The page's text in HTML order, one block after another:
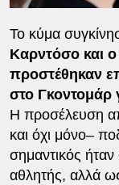
Το κύμα
Καρντόσο και
προστέθηκαν
στο Γκοντομάρ
Η προσέλευση
και όχι μόνο–
σημαντικός
αθλητής, αλλά